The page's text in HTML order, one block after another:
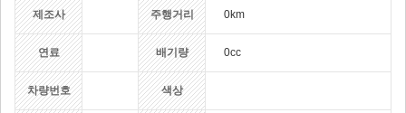
제조사 주행거리 0km
연료 배기량 0cc
차량번호 색상